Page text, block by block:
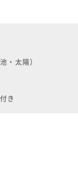
・太陽）
き